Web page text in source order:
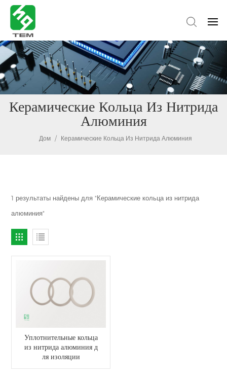
Керамические Кольца Из Нитрида
Алюминия
Дом / Керамические Кольца Из Нитрида Алюминия
1 результаты найдены для "Керамические кольца из нитрида
алюминия"
Уплотнительные кольца
из нитрида алюминия д
ля изоляции